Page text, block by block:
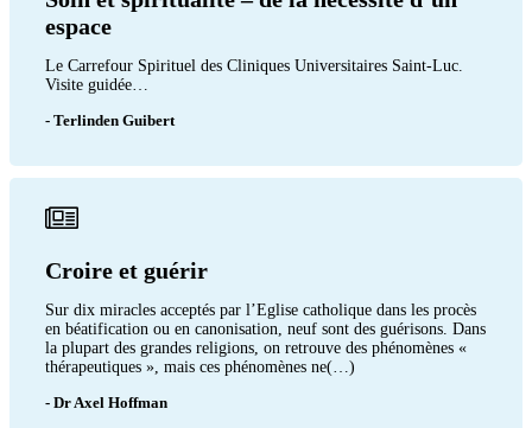
espace
Le Carrefour Spirituel des Cliniques Universitaires Saint-Luc.
Visite guidée…
- Terlinden Guibert
Croire et guérir
Sur dix miracles acceptés par l’Eglise catholique dans les procès
en béatification ou en canonisation, neuf sont des guérisons. Dans
la plupart des grandes religions, on retrouve des phénomènes «
thérapeutiques », mais ces phénomènes ne(…)
- Dr Axel Hoffman